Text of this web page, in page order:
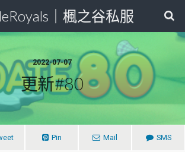
｜楓之谷私服
2022-07-07
更新#80
Pin Mail SMS